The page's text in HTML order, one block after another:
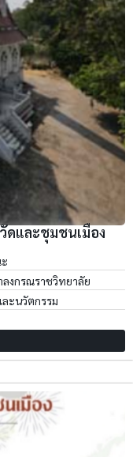
และชุมชนเมือง
งกรณราชวิทยาลัย
ะนวัตกรรม